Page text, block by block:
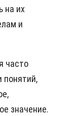
на их
и
часто
понятий,
значение.